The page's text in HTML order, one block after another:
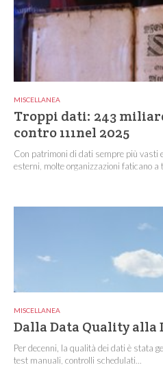
MISCELLANEA
Troppi dati: 243
contro 111nel 2025
Con patrimoni di dati sempre più vasti
esterni, molte organizzazioni faticano a
MISCELLANEA
Dalla Data Quality alla
Per decenni, la qualità dei dati è stata
test manuali, controlli schedulati...